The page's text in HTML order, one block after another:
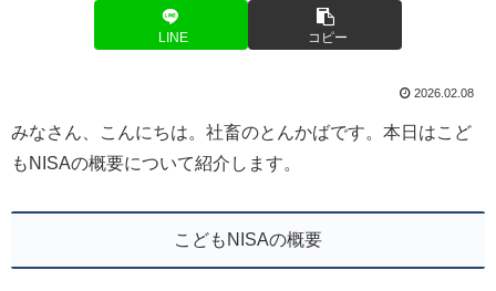
LINE コピー
2026.02.08
みなさん、こんにちは。社畜のとんかばです。本日はこど
もNISAの概要について紹介します。
こどもNISAの概要